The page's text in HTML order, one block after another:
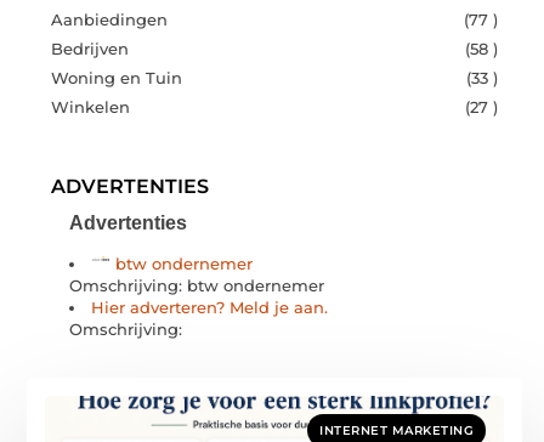
Aanbiedingen
(77 )
Bedrijven
(58 )
Woning en Tuin
(33 )
Winkelen
(27 )
ADVERTENTIES
Advertenties
btw ondernemer
Omschrijving: btw ondernemer
Hier adverteren? Meld je aan.
Omschrijving:
INTERNET MARKETING